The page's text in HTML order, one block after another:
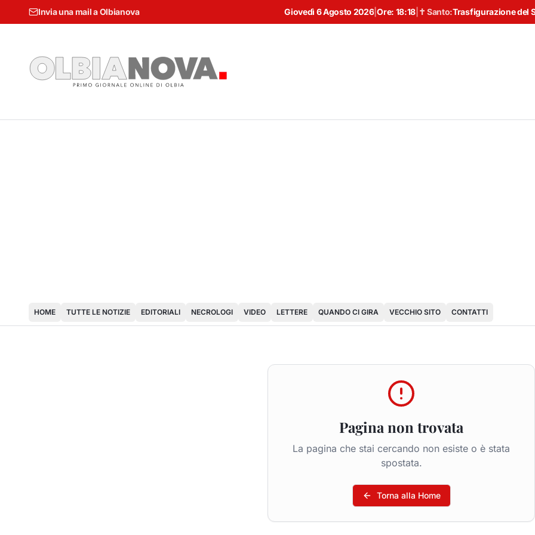
Invia una mail a Olbianova Giovedì 6 Agosto 2026 |Ore: 18:18| ✝ Santo:Trasfigurazione del
HOME TUTTE LE NOTIZIE EDITORIALI NECROLOGI VIDEO LETTERE QUANDO CI GIRA VECCHIO SITO CONTATTI
Pagina non trovata
La pagina che stai cercando non esiste o è stata
spostata.
Torna alla Home